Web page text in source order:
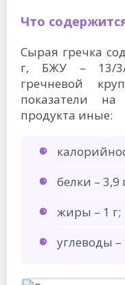
Что
Сырая гречка
г, БЖУ – 13/3/
гречневой
показатели на
продукта иные:
белки – 3,9
жиры – 1 г;
углеводы –